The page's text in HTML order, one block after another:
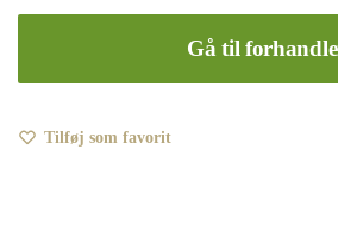
Gå til
Tilføj som favorit